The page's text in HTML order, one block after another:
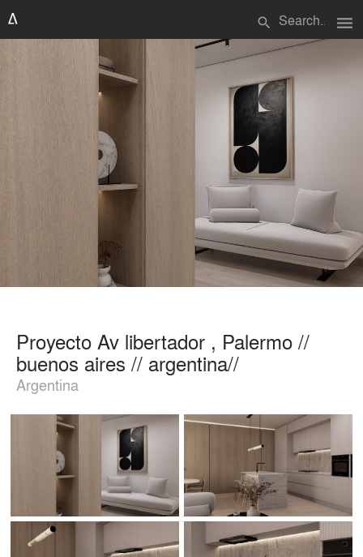
search menu
Proyecto Av libertador , Palermo //
buenos aires // argentina//
Argentina